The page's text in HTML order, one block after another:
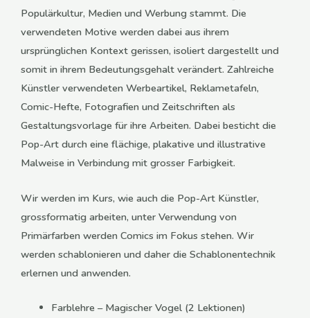
Populärkultur, Medien und Werbung stammt. Die
verwendeten Motive werden dabei aus ihrem
ursprünglichen Kontext gerissen, isoliert dargestellt und
somit in ihrem Bedeutungsgehalt verändert. Zahlreiche
Künstler verwendeten Werbeartikel, Reklametafeln,
Comic-Hefte, Fotografien und Zeitschriften als
Gestaltungsvorlage für ihre Arbeiten. Dabei besticht die
Pop-Art durch eine flächige, plakative und illustrative
Malweise in Verbindung mit grosser Farbigkeit.
Wir werden im Kurs, wie auch die Pop-Art Künstler,
grossformatig arbeiten, unter Verwendung von
Primärfarben werden Comics im Fokus stehen. Wir
werden schablonieren und daher die Schablonentechnik
erlernen und anwenden.
Farblehre – Magischer Vogel (2 Lektionen)